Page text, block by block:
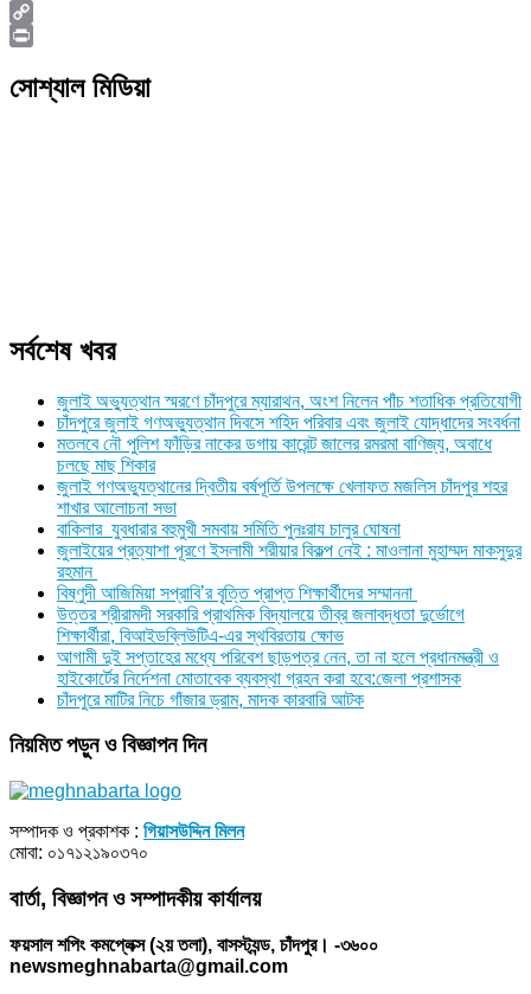
Viber
Copy
সোশ্যাল মিডিয়া
সর্বশেষ খবর
জুলাই অভ্যুত্থান স্মরণে চাঁদপুরে ম্যারাথন, অংশ নিলেন পাঁচ শতাধিক প্রতিযোগী
চাঁদপুরে জুলাই গণঅভ্যুত্থান দিবসে শহিদ পরিবার এবং জুলাই যোদ্ধাদের সংবর্ধনা
মতলবে নৌ পুলিশ ফাঁড়ির নাকের ডগায় কারেন্ট জালের রমরমা বাণিজ্য, অবাধে
চলছে মাছ শিকার
জুলাই গণঅভ্যুত্থানের দ্বিতীয় বর্ষপূর্তি উপলক্ষে খেলাফত মজলিস চাঁদপুর শহর
শাখার আলোচনা সভা
বাকিলার যুবধারার বহুমুখী সমবায় সমিতি পুনঃরায চালুর ঘোষনা
জুলাইয়ের প্রত্যাশা পূরণে ইসলামী শরীয়ার বিকল্প নেই : মাওলানা মুহাম্মদ মাকসুদুর
রহমান
বিষ্ণুদী আজিমিয়া সপ্রাবি’র বৃত্তি প্রাপ্ত শিক্ষার্থীদের সম্মাননা
উত্তর শ্রীরামদী সরকারি প্রাথমিক বিদ্যালয়ে তীব্র জলাবদ্ধতা দুর্ভোগে
শিক্ষার্থীরা, বিআইডব্লিউটিএ-এর স্থবিরতায় ক্ষোভ
আগামী দুই সপ্তাহের মধ্যে পরিবেশ ছাড়পত্র নেন, তা না হলে প্রধানমন্ত্রী ও
হাইকোর্টের নির্দেশনা মোতাবেক ব্যবস্থা গ্রহন করা হবে:জেলা প্রশাসক
চাঁদপুরে মাটির নিচে গাঁজার ড্রাম, মাদক কারবারি আটক
নিয়মিত পড়ুন ও বিজ্ঞাপন দিন
সম্পাদক ও প্রকাশক : গিয়াসউদ্দিন মিলন
মোবা: ০১৭১২১৯০৩৭০
বার্তা, বিজ্ঞাপন ও সম্পাদকীয় কার্যালয়
ফয়সাল শপিং কমপ্লেক্স (২য় তলা), বাসস্ট্যন্ড, চাঁদপুর। -৩৬০০
newsmeghnabarta@gmail.com